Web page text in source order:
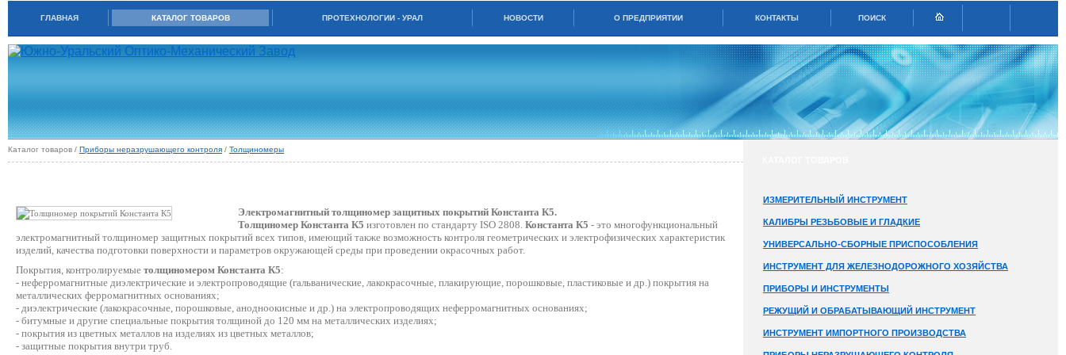
ГЛАВНАЯ КАТАЛОГ ТОВАРОВ ПРОТЕХНОЛОГИИ - УРАЛ НОВОСТИ О ПРЕДПРИЯТИИ КОНТАКТЫ ПОИСК
Каталог товаров / Приборы неразрушающего контроля / Толщиномеры
Электромагнитный толщиномер защитных покрытий Константа К5.
Толщиномер Константа К5 изготовлен по стандарту ISO 2808. Константа К5 - это многофункциональный
электромагнитный толщиномер защитных покрытий всех типов, имеющий также возможность контроля геометрических и электрофизических характеристик
изделий, качества подготовки поверхности и параметров окружающей среды при проведении окрасочных работ.
Покрытия, контролируемые толщиномером Константа К5:
- неферромагнитные диэлектрические и электропроводящие (гальванические, лакокрасочные, плакирующие, порошковые, пластиковые и др.) покрытия на
металлических ферромагнитных основаниях;
- диэлектрические (лакокрасочные, порошковые, анодноокисные и др.) на электропроводящих неферромагнитных основаниях;
- битумные и другие специальные покрытия толщиной до 120 мм на металлических изделиях;
- покрытия из цветных металлов на изделиях из цветных металлов;
- защитные покрытия внутри труб.
ИЗМЕРИТЕЛЬНЫЙ ИНСТРУМЕНТ
КАЛИБРЫ РЕЗЬБОВЫЕ И ГЛАДКИЕ
УНИВЕРСАЛЬНО-СБОРНЫЕ ПРИСПОСОБЛЕНИЯ
ИНСТРУМЕНТ ДЛЯ ЖЕЛЕЗНОДОРОЖНОГО ХОЗЯЙСТВА
ПРИБОРЫ И ИНСТРУМЕНТЫ
РЕЖУЩИЙ И ОБРАБАТЫВАЮЩИЙ ИНСТРУМЕНТ
ИНСТРУМЕНТ ИМПОРТНОГО ПРОИЗВОДСТВА